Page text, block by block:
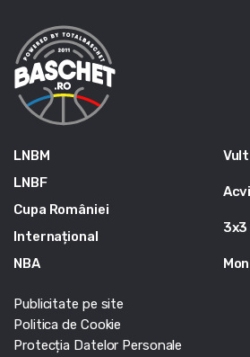
LNBM
LNBF
Cupa României
Internațional
NBA
3x3
Publicitate pe site
Politica de Cookie
Protecția Datelor Personale